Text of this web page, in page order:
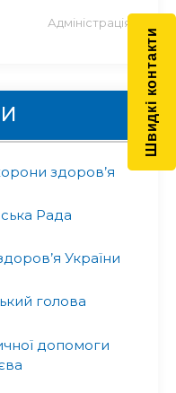
Адміністрація
здоров’я
Рада
України
голова
допомоги
Швидкі контакти